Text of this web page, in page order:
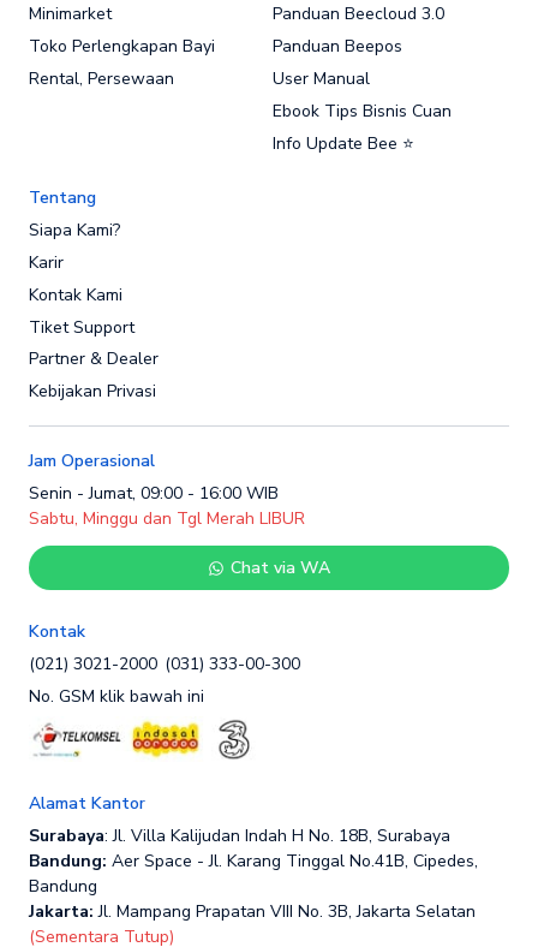
Minimarket
Toko Perlengkapan Bayi
Rental, Persewaan
Panduan Beecloud 3.0
Panduan Beepos
User Manual
Ebook Tips Bisnis Cuan
Info Update Bee ⭐
Tentang
Siapa Kami?
Karir
Kontak Kami
Tiket Support
Partner & Dealer
Kebijakan Privasi
Jam Operasional
Senin - Jumat, 09:00 - 16:00 WIB
Sabtu, Minggu dan Tgl Merah LIBUR
Chat via WA
Kontak
(021) 3021-2000 (031) 333-00-300
No. GSM klik bawah ini
Alamat Kantor
Surabaya: Jl. Villa Kalijudan Indah H No. 18B, Surabaya
Bandung: Aer Space - Jl. Karang Tinggal No.41B, Cipedes,
Bandung
Jakarta: Jl. Mampang Prapatan VIII No. 3B, Jakarta Selatan
(Sementara Tutup)